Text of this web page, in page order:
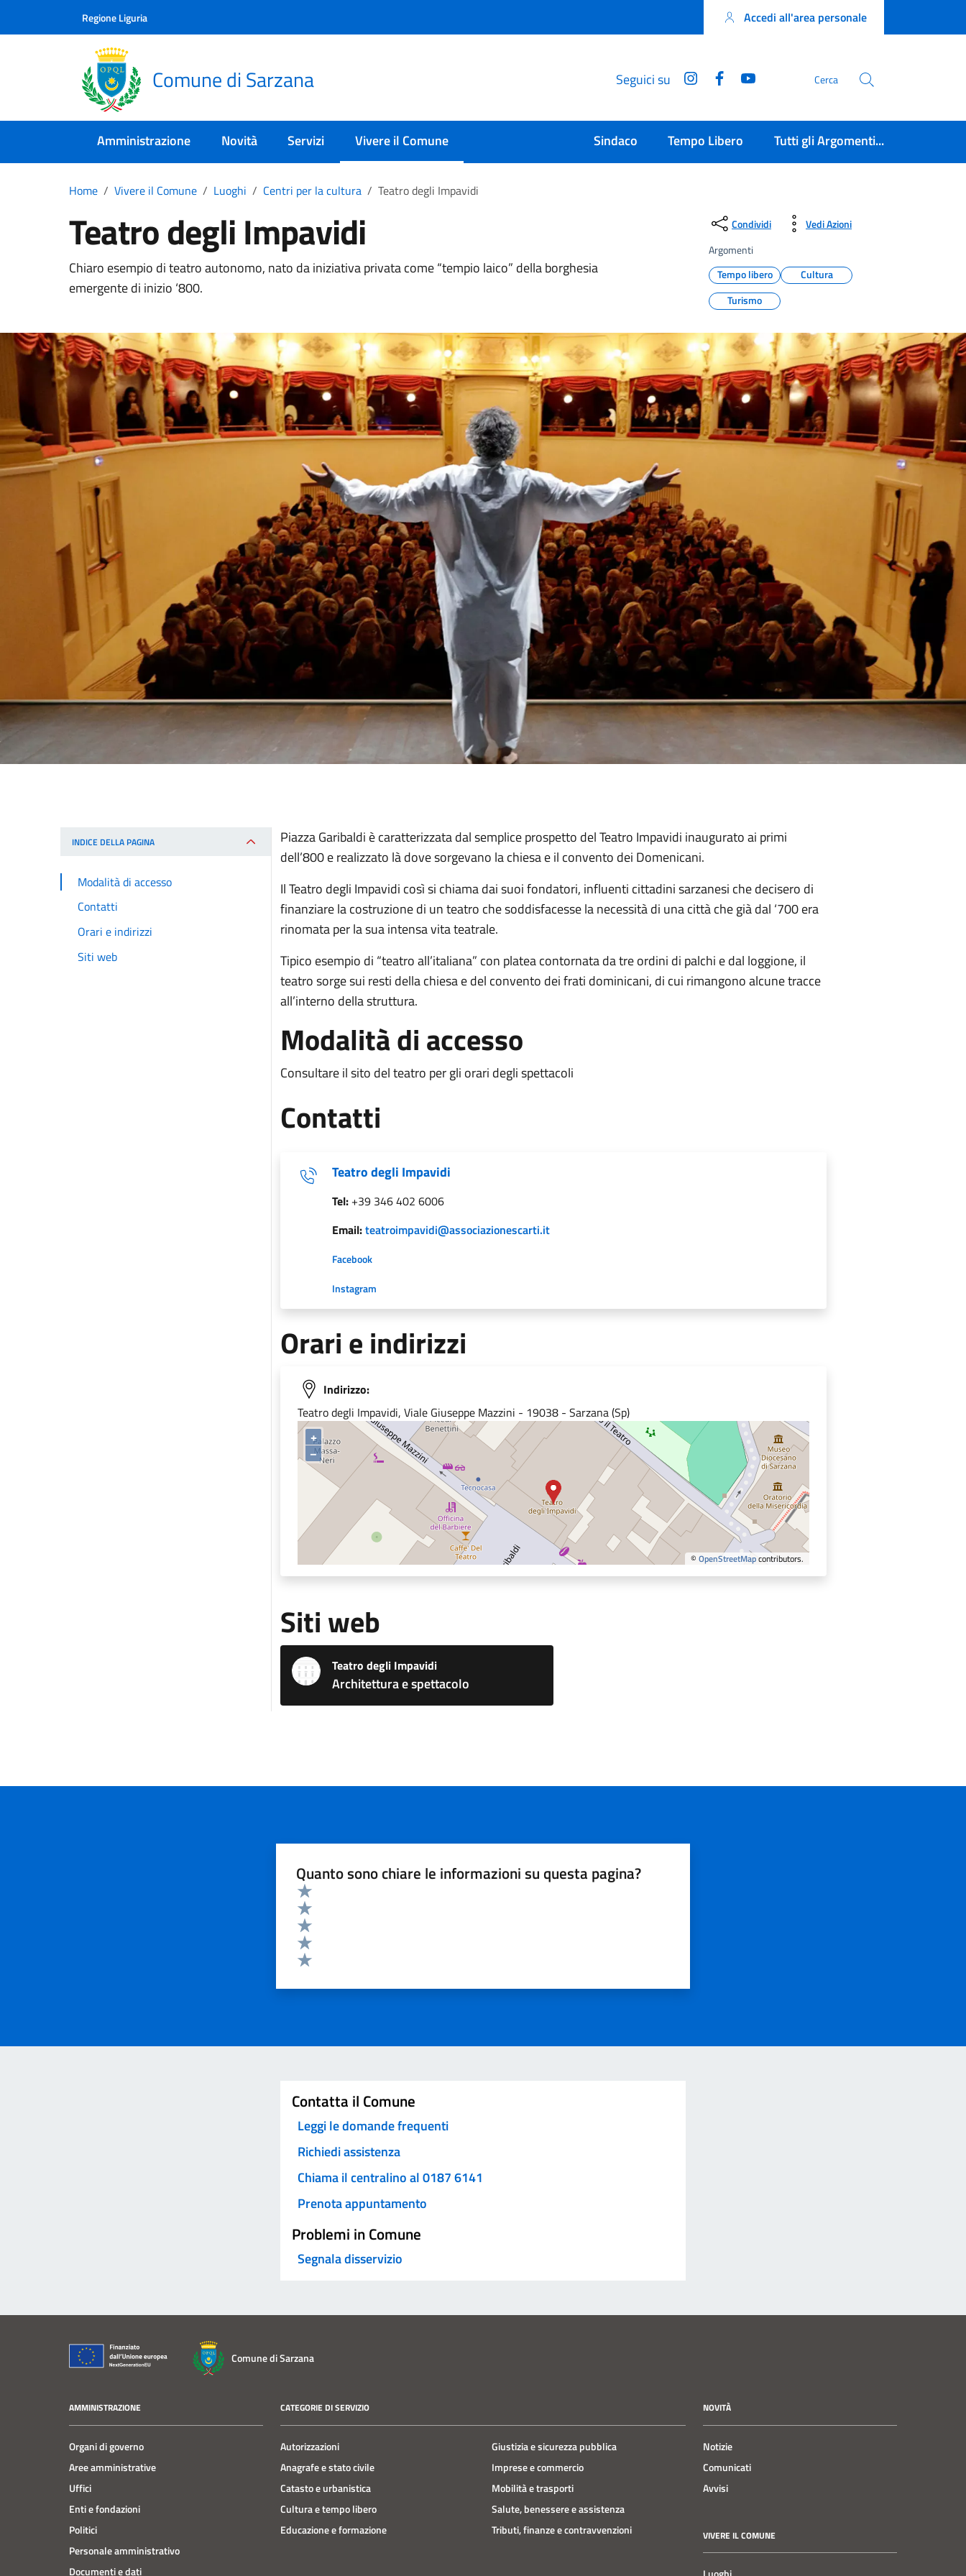
Regione Liguria Accedi all'area personale
Comune di Sarzana Seguici su InstagramFacebook Cerca
Amministrazione Novità Servizi Vivere il Comune Sindaco Tempo Libero Tutti gli Argomenti...
Home Vivere il Comune Luoghi Centri per la cultura Teatro degli Impavidi
Teatro degli Impavidi
Chiaro esempio di teatro autonomo, nato da iniziativa privata come “tempio laico” della borghesia
emergente di inizio ‘800.
Condividi
Vedi Azioni
Argomenti
Tempo libero
Cultura
Turismo
INDICE DELLA PAGINA
Modalità di accesso
Contatti
Orari e indirizzi
Siti web
Piazza Garibaldi è caratterizzata dal semplice prospetto del Teatro Impavidi inaugurato ai primi
dell’800 e realizzato là dove sorgevano la chiesa e il convento dei Domenicani.
Il Teatro degli Impavidi così si chiama dai suoi fondatori, influenti cittadini sarzanesi che decisero di
finanziare la costruzione di un teatro che soddisfacesse la necessità di una città che già dal ‘700 era
rinomata per la sua intensa vita teatrale.
Tipico esempio di “teatro all’italiana” con platea contornata da tre ordini di palchi e dal loggione, il
teatro sorge sui resti della chiesa e del convento dei frati dominicani, di cui rimangono alcune tracce
all’interno della struttura.
Modalità di accesso
Consultare il sito del teatro per gli orari degli spettacoli
Contatti
Teatro degli Impavidi
Tel: +39 346 402 6006
Email:teatroimpavidi@associazionescarti.it
FacebookLink Facebook
Instagram
Orari e indirizzi
Indirizzo:
Teatro degli Impavidi, Viale Giuseppe Mazzini - 19038 - Sarzana (Sp)
+
–
© OpenStreetMapcontributors.
Siti web
Teatro degli Impavidi
Architettura e spettacolo
Quanto sono chiare le informazioni su questa pagina?
Valuta da 1 a 5 stelle la pagina
Valuta 5 stelle su 5
Valuta 4 stelle su 5
Valuta 3 stelle su 5
Valuta 2 stelle su 5
Valuta 1 stelle su 5
Contatta il Comune
Leggi le domande frequenti
Richiedi assistenza
Chiama il centralino al 0187 6141
Prenota appuntamento
Problemi in Comune
Segnala disservizio
Comune di Sarzana
AMMINISTRAZIONE
Organi di governo
Aree amministrative
Uffici
Enti e fondazioni
Politici
Personale amministrativo
Documenti e dati
CATEGORIE DI SERVIZIO
Autorizzazioni
Anagrafe e stato civile
Catasto e urbanistica
Cultura e tempo libero
Educazione e formazione
Giustizia e sicurezza pubblica
Imprese e commercio
Mobilità e trasporti
Salute, benessere e assistenza
Tributi, finanze e contravvenzioni
NOVITÀ
Notizie
Comunicati
Avvisi
VIVERE IL COMUNE